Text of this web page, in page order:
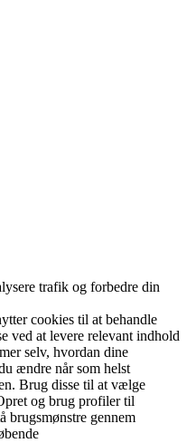
trafik og forbedre din
cookies til at behandle
ved at levere relevant indhold
selv, hvordan dine
ændre når som helst
Brug disse til at vælge
og brug profiler til
brugsmønstre gennem